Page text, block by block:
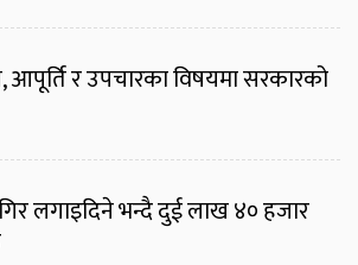
आपूर्ति र उपचारका विषयमा सरकारको
लगाइदिने भन्दै दुई लाख ४० हजार